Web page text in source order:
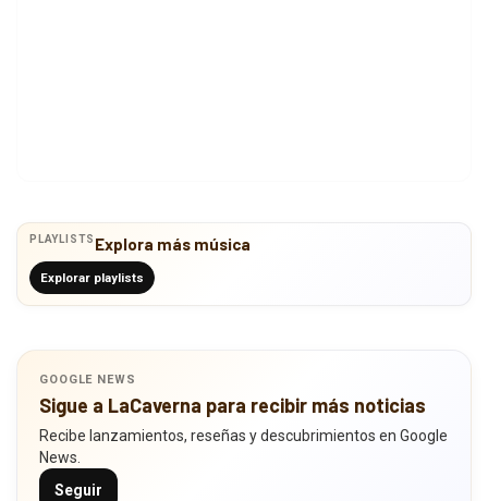
PLAYLISTS Explora más música
Explorar playlists
GOOGLE NEWS
Sigue a LaCaverna para recibir más noticias
Recibe lanzamientos, reseñas y descubrimientos en Google
News.
Seguir